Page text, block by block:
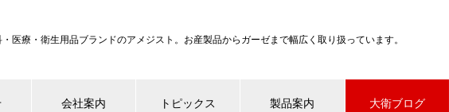
医療・衛生用品ブランドのアメジスト。お産製品からガーゼまで幅広く取り扱っています。
会社案内 トピックス 製品案内 大衛ブログ